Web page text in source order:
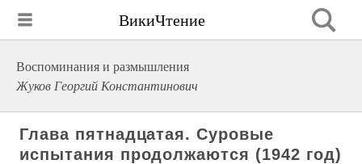
ВикиЧтение
Воспоминания и размышления
Жуков Георгий Константинович
Глава пятнадцатая. Суровые
испытания продолжаются (1942 год)